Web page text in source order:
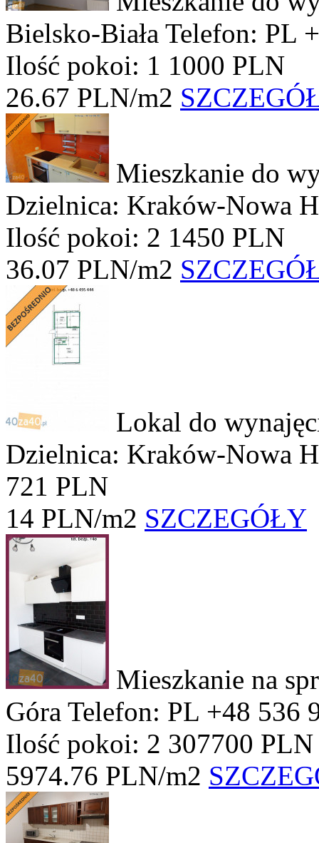
Bielsko-Biała Telefon: PL
Ilość pokoi: 1 1000 PLN
26.67 PLN/m2
Mieszkanie do
Dzielnica: Kraków-Nowa
Ilość pokoi: 2 1450 PLN
36.07 PLN/m2
Lokal do
Dzielnica: Kraków-Nowa
721 PLN
14 PLN/m2 SZCZEGÓŁY
Mieszkanie na
Góra Telefon: PL +48 536
Ilość pokoi: 2 307700 PLN
5974.76 PLN/m2